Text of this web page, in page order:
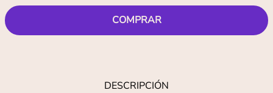
COMPRAR
DESCRIPCIÓN